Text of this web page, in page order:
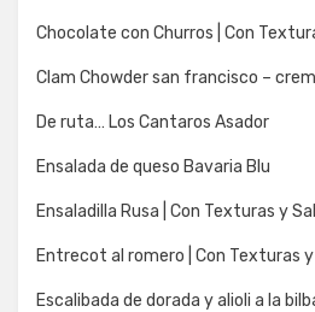
Chocolate con Churros | Con
Clam Chowder san francisco –
De ruta… Los Cantaros Asador
Ensalada de queso Bavaria Blu
Ensaladilla Rusa | Con Texturas y
Entrecot al romero | Con Texturas
Escalibada de dorada y alioli a la